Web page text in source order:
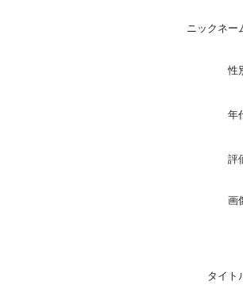
ニックネー
性
年
評
画
タイト